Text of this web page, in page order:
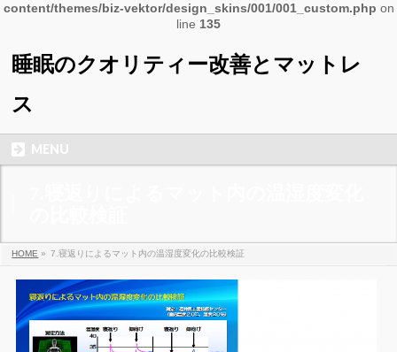
content/themes/biz-vektor/design_skins/001/001_custom.php on
line 135
睡眠のクオリティー改善とマットレ
ス
MENU
HOME » 7.寝返りによるマット内の温湿度変化の比較検証